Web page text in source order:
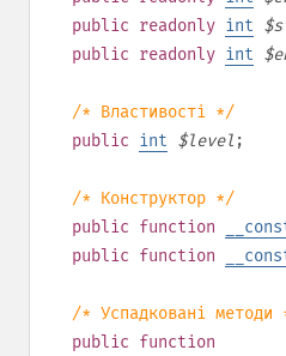
public readonly int $
public readonly int $
/* Властивості */
public int $level ;
/* Конструктор */
public function
public function
/* Успадковані
public function